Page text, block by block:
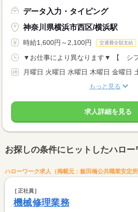
データ入力・タイピング
神奈川県横浜市西区/横浜駅
時給1,600円～2,100円 交通費全額支給
▼お仕事により異なります▼ 【 シフ
月曜日 火曜日 水曜日 木曜日 金曜日
もっと見る
求人詳細を見る
お探しの条件にヒットしたハロ
ハローワーク求人（掲載元：飯田橋公共職業安定所
正社員
機械修理業務